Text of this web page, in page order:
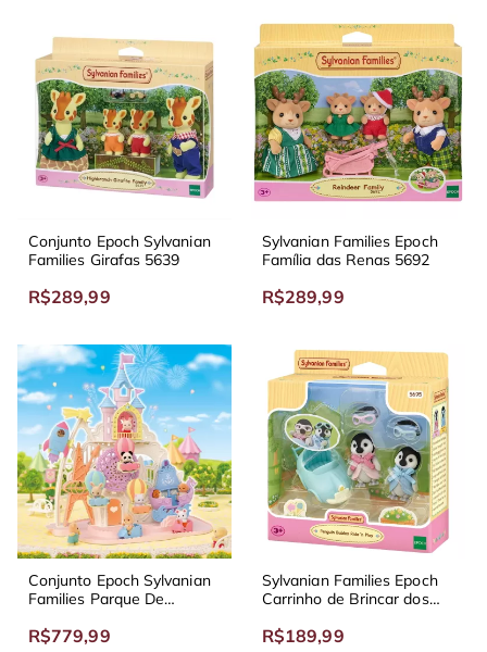
Conjunto Epoch Sylvanian
Families Girafas 5639
R$289,99
Sylvanian Families Epoch
Família das Renas 5692
R$289,99
Conjunto Epoch Sylvanian
Families Parque De
R$779,99
Sylvanian Families Epoch
Carrinho de Brincar dos
R$189,99